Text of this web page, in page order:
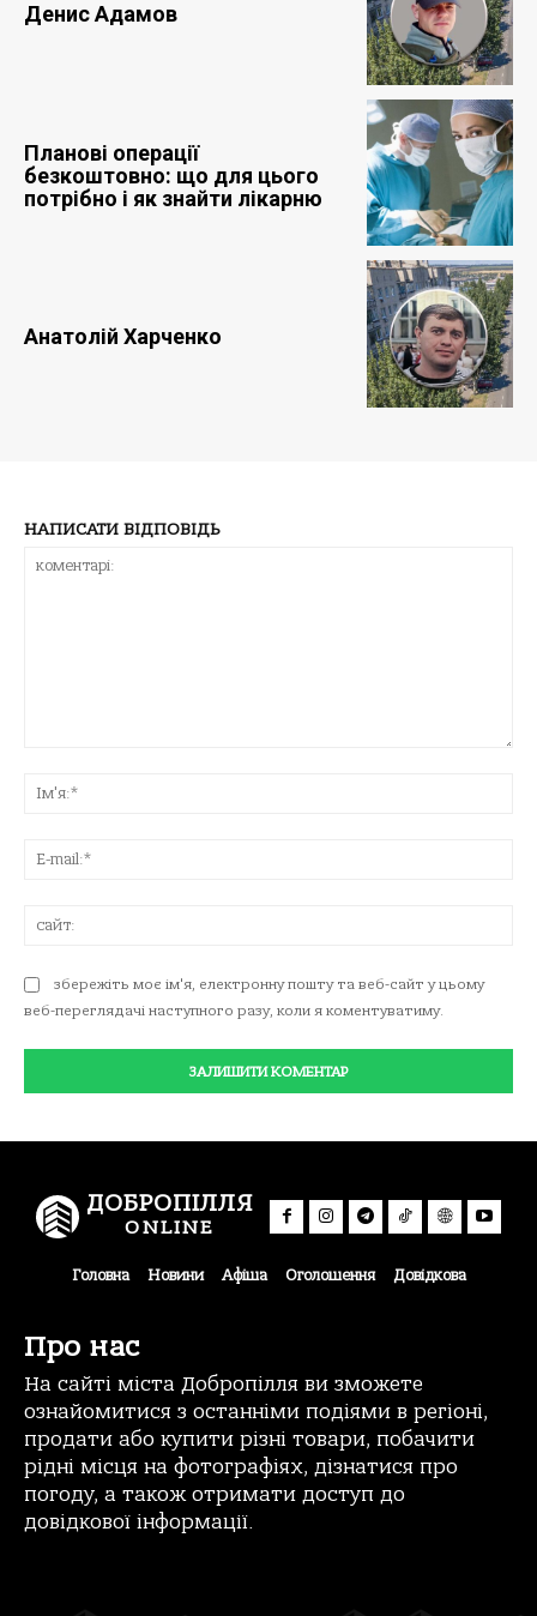
Денис Адамов
Планові операції
безкоштовно: що для цього
потрібно і як знайти лікарню
Анатолій Харченко
НАПИСАТИ ВІДПОВІДЬ
збережіть моє ім'я, електронну пошту та веб-сайт у цьому
веб-переглядачі наступного разу, коли я коментуватиму.
ДОБРОПІЛЛЯ
ONLINE
Головна Новини Афіша Оголошення Довідкова
Про нас
На сайті міста Добропілля ви зможете
ознайомитися з останніми подіями в регіоні,
продати або купити різні товари, побачити
рідні місця на фотографіях, дізнатися про
погоду, а також отримати доступ до
довідкової інформації.